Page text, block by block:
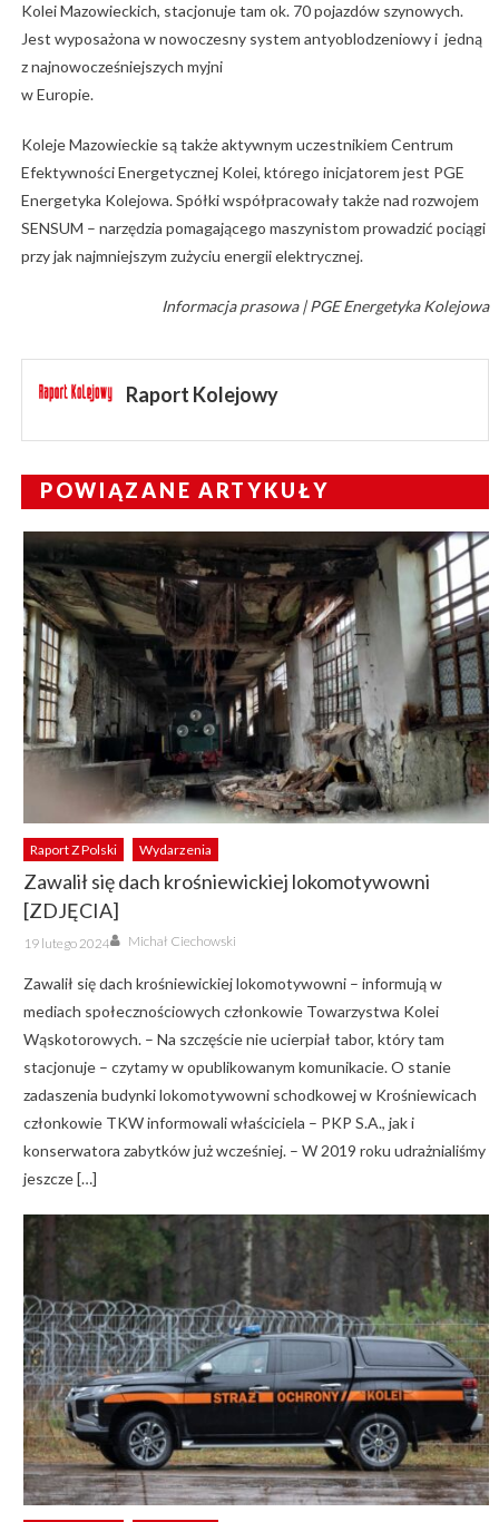
Kolei Mazowieckich, stacjonuje tam ok. 70 pojazdów szynowych.
Jest wyposażona w nowoczesny system antyoblodzeniowy i jedną
z najnowocześniejszych myjni
w Europie.
Koleje Mazowieckie są także aktywnym uczestnikiem Centrum
Efektywności Energetycznej Kolei, którego inicjatorem jest PGE
Energetyka Kolejowa. Spółki współpracowały także nad rozwojem
SENSUM – narzędzia pomagającego maszynistom prowadzić pociągi
przy jak najmniejszym zużyciu energii elektrycznej.
Informacja prasowa | PGE Energetyka Kolejowa
Raport Kolejowy
POWIĄZANE ARTYKUŁY
Raport Z Polski Wydarzenia
Zawalił się dach krośniewickiej lokomotywowni
[ZDJĘCIA]
Posted
on
19 lutego 2024 Author
Michał Ciechowski
Zawalił się dach krośniewickiej lokomotywowni – informują w
mediach społecznościowych członkowie Towarzystwa Kolei
Wąskotorowych. – Na szczęście nie ucierpiał tabor, który tam
stacjonuje – czytamy w opublikowanym komunikacie. O stanie
zadaszenia budynki lokomotywowni schodkowej w Krośniewicach
członkowie TKW informowali właściciela – PKP S.A., jak i
konserwatora zabytków już wcześniej. – W 2019 roku udrażnialiśmy
jeszcze […]